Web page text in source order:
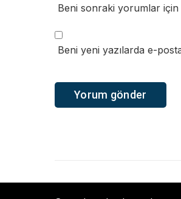
Beni sonraki yorumlar
Beni yeni yazılarda e-